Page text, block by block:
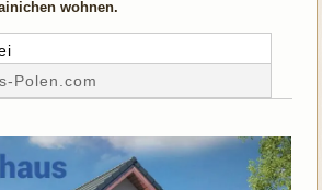
wohnen.
Polen.com